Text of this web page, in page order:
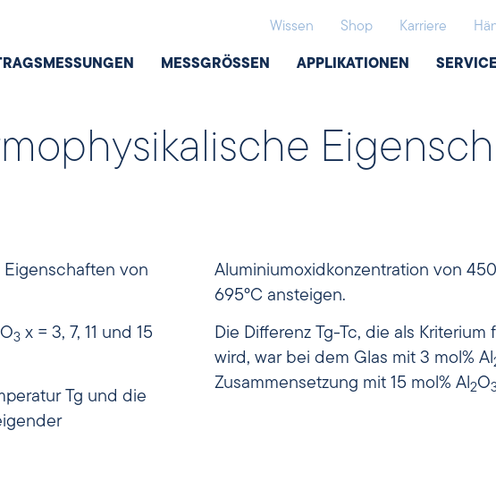
Wissen Shop Karriere
MESSGRÖSSEN APPLIKATIONEN
von
O3 x = 3, 7, 11 und 15
Tg und die
Aluminiumoxidkonzentration von
695°C ansteigen.
Die Differenz Tg-Tc, die als
wird, war bei dem Glas mit 3 mol% Al
Zusammensetzung mit 15 mol% Al2O